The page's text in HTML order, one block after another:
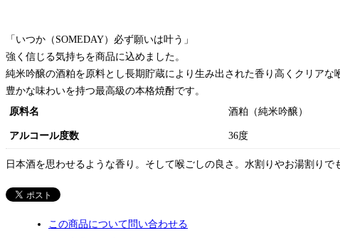
「いつか（SOMEDAY）必ず願いは叶う」
強く信じる気持ちを商品に込めました。
純米吟醸の酒粕を原料とし長期貯蔵により生み出された香り高くクリアな
豊かな味わいを持つ最高級の本格焼酎です。
原料名
酒粕（純米吟醸）
アルコール度数 36度
日本酒を思わせるような香り。そして喉ごしの良さ。水割りやお湯割り
この商品について問い合わせる